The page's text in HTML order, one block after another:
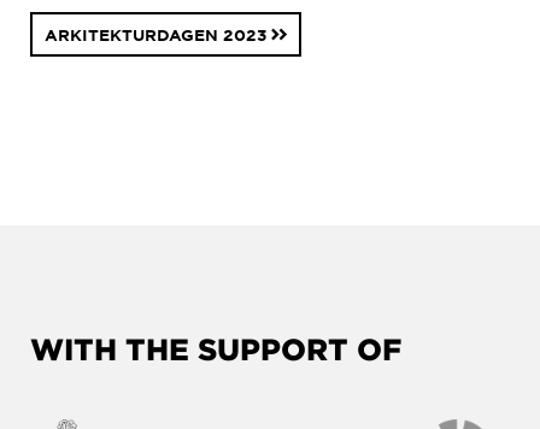
ARKITEKTURDAGEN 2023
WITH THE SUPPORT OF